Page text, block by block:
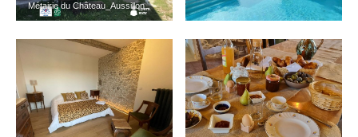
Métairie du Château_Aussillon